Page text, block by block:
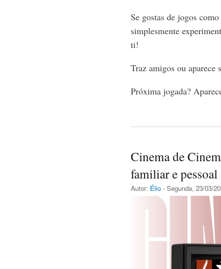
Se gostas de jogos
simplesmente
ti!
Traz amigos ou
Próxima jogada?
Cinema de
familiar e pessoal
Autor: Élio - Segunda, 23/03/